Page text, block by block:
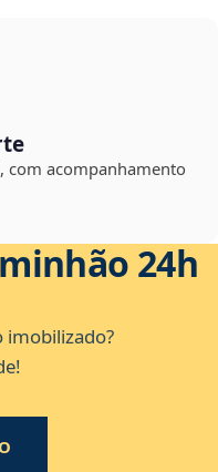
com acompanhamento
24h
imobilizado?